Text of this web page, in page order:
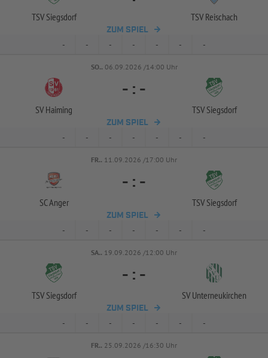
TSV Siegsdorf TSV Reischach
ZUM SPIEL
- - - - - - -
SO.. 06.09.2026 /14:00 Uhr
SV Haiming
- : -
TSV Siegsdorf
ZUM SPIEL
- - - - - - -
FR.. 11.09.2026 /17:00 Uhr
SC Anger
- : -
TSV Siegsdorf
ZUM SPIEL
- - - - - - -
SA.. 19.09.2026 /12:00 Uhr
TSV Siegsdorf
- : -
SV Unterneukirchen
ZUM SPIEL
- - - - - - -
FR.. 25.09.2026 /16:30 Uhr